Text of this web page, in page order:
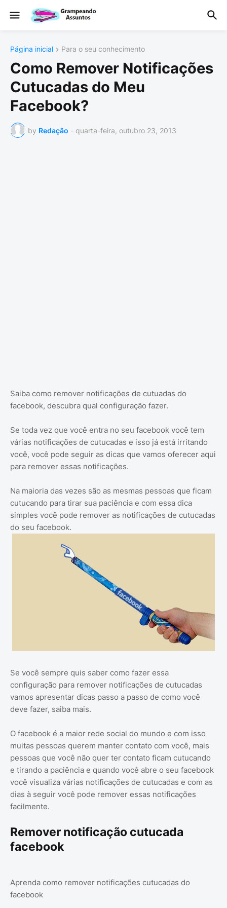
Página inicial Para o seu conhecimento
Como Remover Notificações
Cutucadas do Meu
Facebook?
by Redação - quarta-feira, outubro 23, 2013
Saiba como remover notificações de cutuadas do
facebook, descubra qual configuração fazer.
Se toda vez que você entra no seu facebook você tem
várias notificações de cutucadas e isso já está irritando
você, você pode seguir as dicas que vamos oferecer aqui
para remover essas notificações.
Na maioria das vezes são as mesmas pessoas que ficam
cutucando para tirar sua paciência e com essa dica
simples você pode remover as notificações de cutucadas
do seu facebook.
Se você sempre quis saber como fazer essa
configuração para remover notificações de cutucadas
vamos apresentar dicas passo a passo de como você
deve fazer, saiba mais.
O facebook é a maior rede social do mundo e com isso
muitas pessoas querem manter contato com você, mais
pessoas que você não quer ter contato ficam cutucando
e tirando a paciência e quando você abre o seu facebook
você visualiza várias notificações de cutucadas e com as
dias à seguir você pode remover essas notificações
facilmente.
Remover notificação cutucada
facebook
Aprenda como remover notificações cutucadas do
facebook